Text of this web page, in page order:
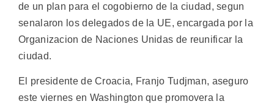
de un plan para el cogobierno de la ciudad, segun
senalaron los delegados de la UE, encargada por la
Organizacion de Naciones Unidas de reunificar la
ciudad.
El presidente de Croacia, Franjo Tudjman, aseguro
este viernes en Washington que promovera la